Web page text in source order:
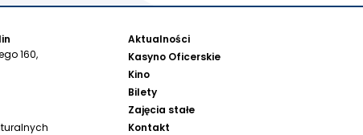
160,
Aktualności
Kasyno Oficerskie
Kino
Bilety
Zajęcia stałe
Kontakt